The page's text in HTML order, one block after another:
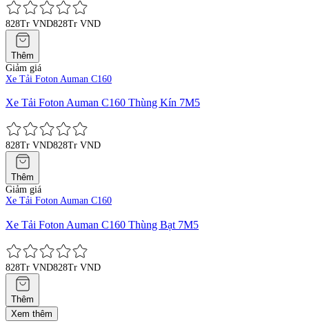
828Tr VND828Tr VND
Thêm
Giảm giá
Xe Tải Foton Auman C160
Xe Tải Foton Auman C160 Thùng Kín 7M5
828Tr VND828Tr VND
Thêm
Giảm giá
Xe Tải Foton Auman C160
Xe Tải Foton Auman C160 Thùng Bạt 7M5
828Tr VND828Tr VND
Thêm
Xem thêm